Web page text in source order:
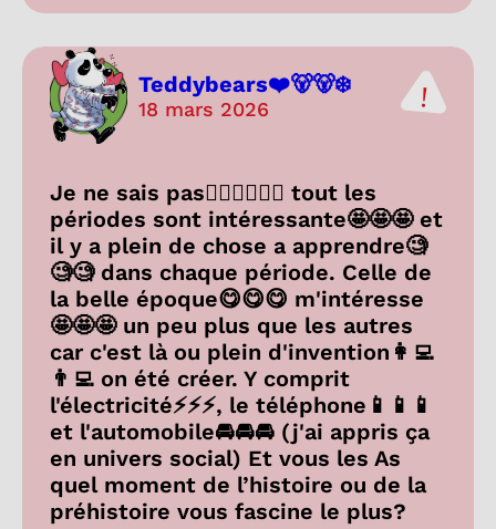
Teddybears❤️🐻🐻‍❄️
18 mars 2026
Je ne sais pas🤷‍♀️🤷‍♀️🤷‍♀️ tout les
périodes sont intéressante🤩🤩🤩 et
il y a plein de chose a apprendre🧐
🧐🧐 dans chaque période. Celle de
la belle époque😋😋😋 m'intéresse
🤩🤩🤩 un peu plus que les autres
car c'est là ou plein d'invention👩‍💻
👨‍💻 on été créer. Y comprit
l'électricité⚡⚡⚡, le téléphone📱📱📱
et l'automobile🚘🚘🚘 (j'ai appris ça
en univers social) Et vous les As
quel moment de l’histoire ou de la
préhistoire vous fascine le plus?